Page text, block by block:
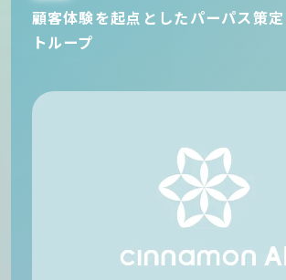
顧客体験を起点としたパーパス策
トループ